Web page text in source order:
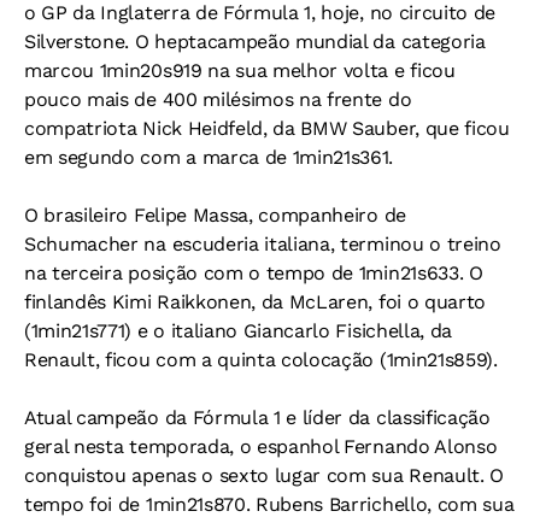
o GP da Inglaterra de Fórmula 1, hoje, no circuito de
Silverstone. O heptacampeão mundial da categoria
marcou 1min20s919 na sua melhor volta e ficou
pouco mais de 400 milésimos na frente do
compatriota Nick Heidfeld, da BMW Sauber, que ficou
em segundo com a marca de 1min21s361.
O brasileiro Felipe Massa, companheiro de
Schumacher na escuderia italiana, terminou o treino
na terceira posição com o tempo de 1min21s633. O
finlandês Kimi Raikkonen, da McLaren, foi o quarto
(1min21s771) e o italiano Giancarlo Fisichella, da
Renault, ficou com a quinta colocação (1min21s859).
Atual campeão da Fórmula 1 e líder da classificação
geral nesta temporada, o espanhol Fernando Alonso
conquistou apenas o sexto lugar com sua Renault. O
tempo foi de 1min21s870. Rubens Barrichello, com sua